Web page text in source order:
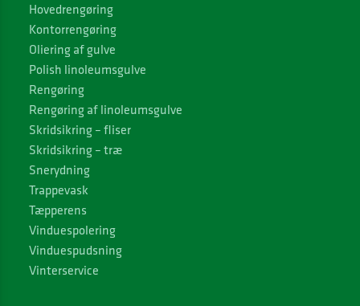
Hovedrengøring
Kontorrengøring
Oliering af gulve
Polish linoleumsgulve
Rengøring
Rengøring af linoleumsgulve
Skridsikring – fliser
Skridsikring – træ
Snerydning
Trappevask
Tæpperens
Vinduespolering
Vinduespudsning
Vinterservice